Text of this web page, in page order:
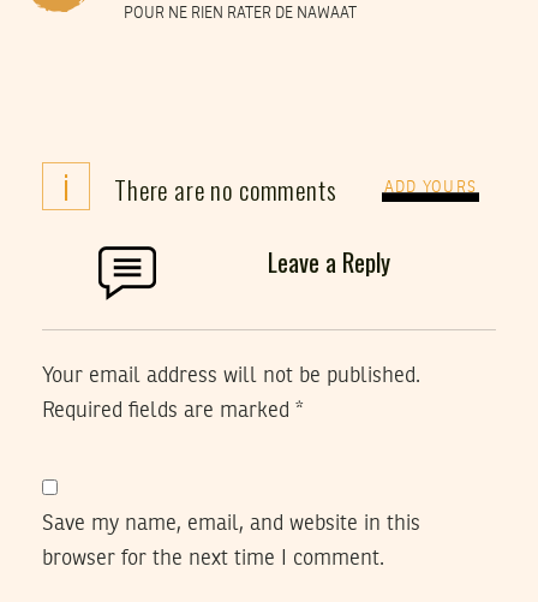
POUR NE RIEN RATER DE NAWAAT
i There are no comments ADD YOURS
Leave a Reply
Your email address will not be published.
Required fields are marked *
Save my name, email, and website in this
browser for the next time I comment.